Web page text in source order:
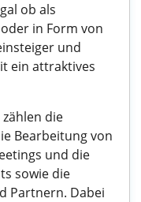
ob als
in Form von
und
ein attraktives
die
Bearbeitung von
und die
sowie die
Partnern. Dabei